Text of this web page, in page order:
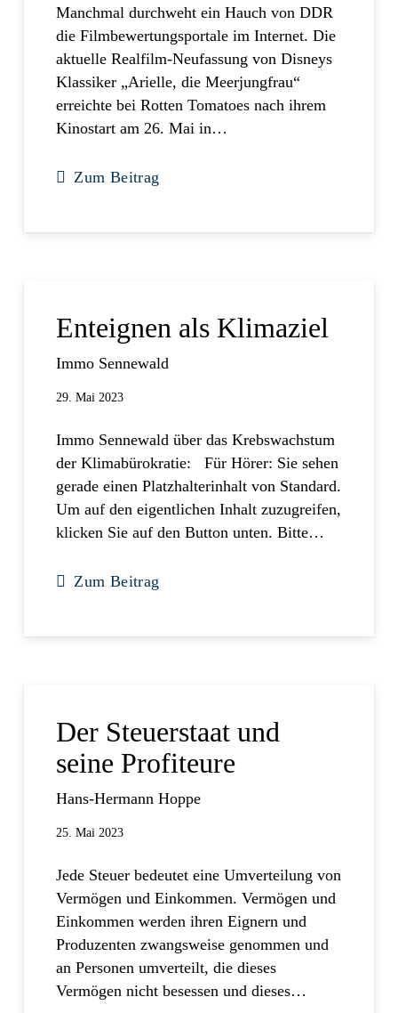
Manchmal durchweht ein Hauch von DDR
die Filmbewertungsportale im Internet. Die
aktuelle Realfilm-Neufassung von Disneys
Klassiker „Arielle, die Meerjungfrau“
erreichte bei Rotten Tomatoes nach ihrem
Kinostart am 26. Mai in…
Zum Beitrag
Enteignen als Klimaziel
Immo Sennewald
29. Mai 2023
Immo Sennewald über das Krebswachstum
der Klimabürokratie: Für Hörer: Sie sehen
gerade einen Platzhalterinhalt von Standard.
Um auf den eigentlichen Inhalt zuzugreifen,
klicken Sie auf den Button unten. Bitte…
Zum Beitrag
Der Steuerstaat und
seine Profiteure
Hans-Hermann Hoppe
25. Mai 2023
Jede Steuer bedeutet eine Umverteilung von
Vermögen und Einkommen. Vermögen und
Einkommen werden ihren Eignern und
Produzenten zwangsweise genommen und
an Personen umverteilt, die dieses
Vermögen nicht besessen und dieses…